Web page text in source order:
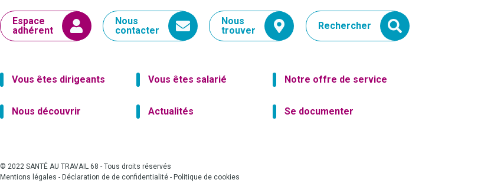
Espace
adhérent
Nous
contacter
Nous
trouver
Rechercher
Vous êtes dirigeants Vous êtes salarié Notre offre de service
Nous découvrir Actualités Se documenter
© 2022 SANTÉ AU TRAVAIL 68 - Tous droits réservés
Mentions légales - Déclaration de de confidentialité- Politique de cookies